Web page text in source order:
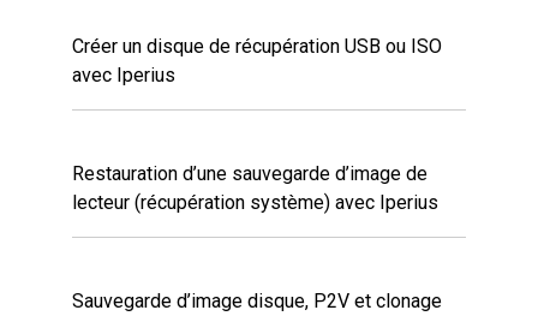
Créer un disque de récupération USB ou ISO
avec Iperius
Restauration d’une sauvegarde d’image de
lecteur (récupération système) avec Iperius
Sauvegarde d’image disque, P2V et clonage